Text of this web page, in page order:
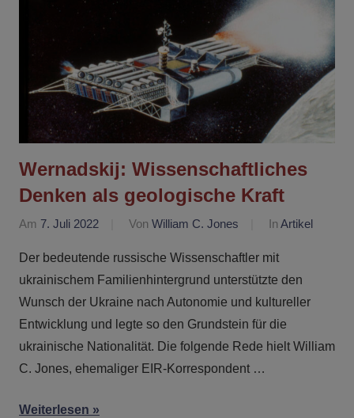
Wernadskij: Wissenschaftliches
Denken als geologische Kraft
Am 7. Juli 2022 Von William C. Jones In Artikel
Der bedeutende russische Wissenschaftler mit
ukrainischem Familienhintergrund unterstützte den
Wunsch der Ukraine nach Autonomie und kultureller
Entwicklung und legte so den Grundstein für die
ukrainische Nationalität. Die folgende Rede hielt William
C. Jones, ehemaliger EIR-Korrespondent …
Weiterlesen